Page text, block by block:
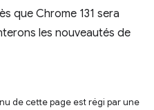
que Chrome 131 sera
les nouveautés de
de cette page est régi par une